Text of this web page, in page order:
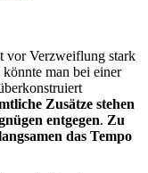
vor Verzweiflung stark
man bei einer
Zusätze stehen
entgegen. Zu
das Tempo